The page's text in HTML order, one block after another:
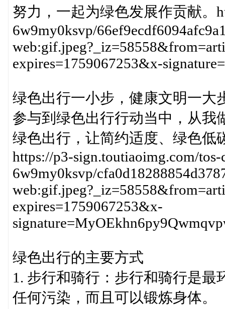
努力，一起为绿色发展作贡献。
6w9my0ksvp/
expires=1759067253&x-
绿色出行一小步，健康文明一大
参与到绿色出行行动当中，从我
绿色出行，让简约适度、绿色低
https://p3-sign.toutiaoimg.com/
6w9my0ksvp/
expires=1759067253&x-
绿色出行的主要方式
1. 步行和骑行：步行和骑行是
任何污染，而且可以锻炼身体。